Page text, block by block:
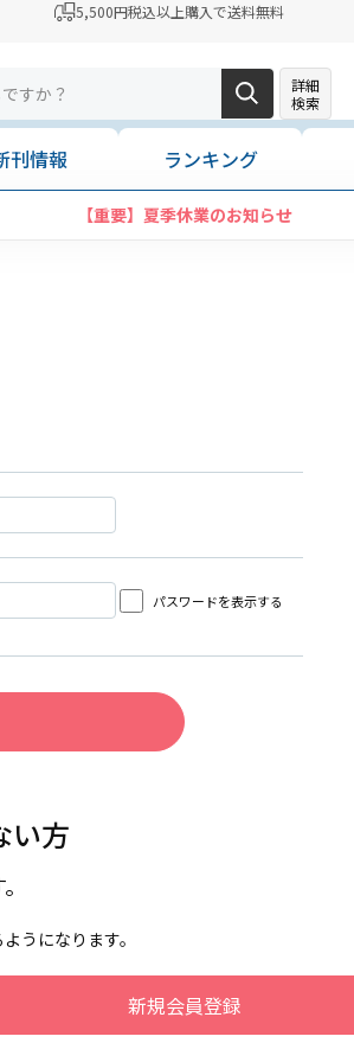
5,500円税込以上購入で送料無料
詳細
検索
刊情報 ランキング
【重要】夏季休業のお知らせ
パスワードを表示する
い方
うになります。